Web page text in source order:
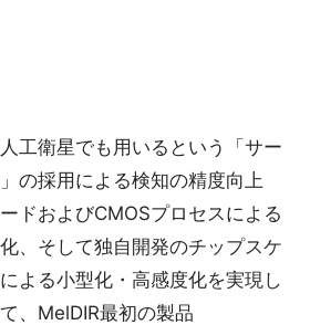
工衛星でも用いるという「サー
の採用による検知の精度向上
ドおよびCMOSプロセスによる
、そして独自開発のチップスケ
よる小型化・高感度化を実現し
、MelDIR最初の製品